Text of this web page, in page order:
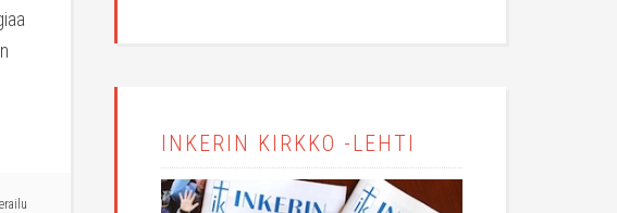
INKERIN KIRKKO -LEHTI